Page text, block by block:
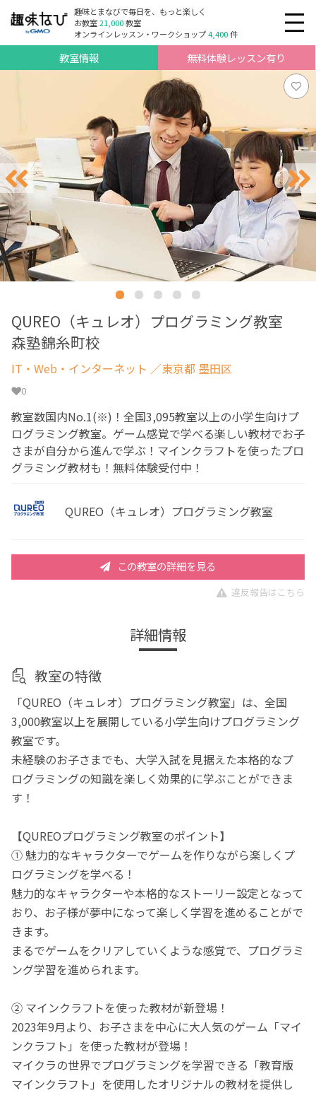
趣味とまなびで毎日を、もっと楽しく
お教室21,000教室
オンラインレッスン・ワークショップ4,400件
教室情報 無料体験レッスン有り
QUREO（キュレオ）プログラミング教室
森塾錦糸町校
IT・Web・インターネット ／東京都 墨田区
0
教室数国内No.1(※)！全国3,095教室以上の小学生向けプ
ログラミング教室。ゲーム感覚で学べる楽しい教材でお子
さまが自分から進んで学ぶ！マインクラフトを使ったプロ
グラミング教材も！無料体験受付中！
QUREO（キュレオ）プログラミング教室
この教室の詳細を見る
違反報告はこちら
詳細情報
教室の特徴
「QUREO（キュレオ）プログラミング教室」は、全国
3,000教室以上を展開している小学生向けプログラミング
教室です。
未経験のお子さまでも、大学入試を見据えた本格的なプ
ログラミングの知識を楽しく効果的に学ぶことができま
す！
【QUREOプログラミング教室のポイント】
① 魅力的なキャラクターでゲームを作りながら楽しくプ
ログラミングを学べる！
魅力的なキャラクターや本格的なストーリー設定となって
おり、お子様が夢中になって楽しく学習を進めることがで
きます。
まるでゲームをクリアしていくような感覚で、プログラミ
ング学習を進められます。
② マインクラフトを使った教材が新登場！
2023年9月より、お子さまを中心に大人気のゲーム「マイ
ンクラフト」を使った教材が登場！
マイクラの世界でプログラミングを学習できる「教育版
マインクラフト」を使用したオリジナルの教材を提供し